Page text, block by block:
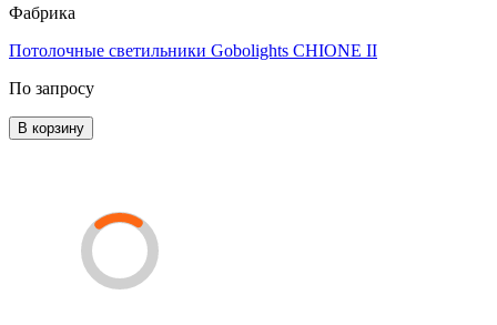
Фабрика
Потолочные светильники Gobolights CHIONE II
По запросу
В корзину